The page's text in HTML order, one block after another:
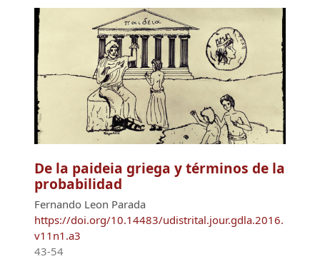
De la paideia griega y términos de la
probabilidad
Fernando Leon Parada
https://doi.org/10.14483/udistrital.jour.gdla.2016.
v11n1.a3
43-54